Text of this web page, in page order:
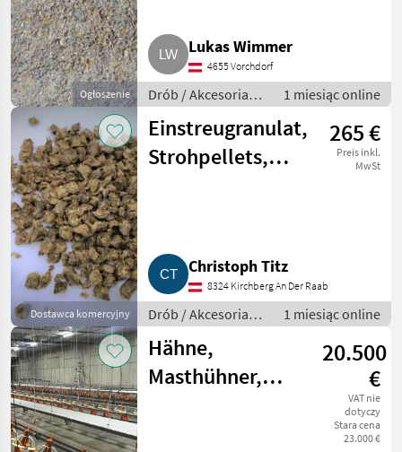
Ogłoszenie
Lukas Wimmer
4655 Vorchdorf
Drób / Akcesoria
do hodowli drobiu
1 miesiąc online
Dostawca komercyjny
Einstreugranulat,
Strohpellets,
265 €
Preis inkl.
MwSt
Christoph Titz
8324 Kirchberg An Der Raab
Drób / Akcesoria
do hodowli drobiu
1 miesiąc online
Hähne,
Masthühner,
20.500
€
VAT nie
dotyczy
Stara cena
23.000 €